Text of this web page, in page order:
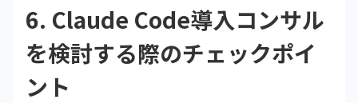
6. Claude Code導入コンサル
を検討する際のチェックポイ
ント